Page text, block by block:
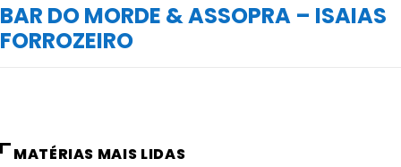
BAR DO MORDE & ASSOPRA – ISAIAS
FORROZEIRO
MATÉRIAS MAIS LIDAS